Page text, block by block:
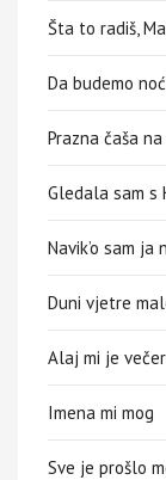
Šta to radiš,
Da budemo
Prazna čaša
Gledala sam s
Navik’o sam
Duni vjetre
Alaj mi je
Imena mi mog
Sve je prošlo